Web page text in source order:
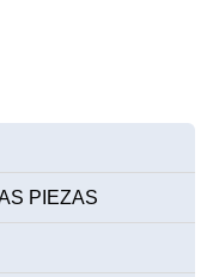
PIEZAS